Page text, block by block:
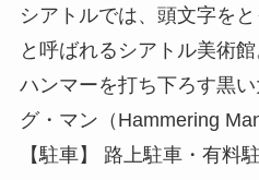
シアトルでは、頭文字を
と呼ばれるシアトル美術
ハンマーを打ち下ろす黒
グ・マン（Hammering
【駐車】 路上駐車・有料